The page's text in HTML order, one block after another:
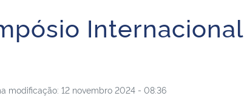
Internacional
modificação: 12 novembro 2024 - 08:36